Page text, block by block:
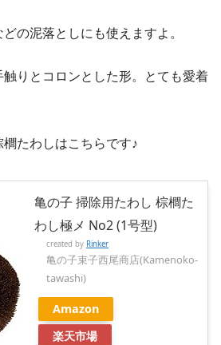
の泥落としにも使えますよ。
りとコロンとした形。とても愛着
たわしはこちらです♪
亀の子 掃除用たわし 棕櫚た
わし極メ No2 (1号型)
created by Rinker
亀の子束子西尾商店(Kamenoko-
tawashi)
Amazon
楽天市場